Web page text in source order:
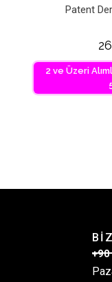
Patent
2 ve Üzeri